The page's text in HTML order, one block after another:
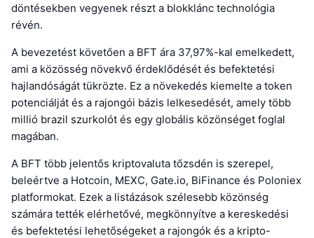
döntésekben vegyenek részt a blokklánc technológia
révén.
A bevezetést követően a BFT ára 37,97%-kal emelkedett,
ami a közösség növekvő érdeklődését és befektetési
hajlandóságát tükrözte. Ez a növekedés kiemelte a token
potenciálját és a rajongói bázis lelkesedését, amely több
millió brazil szurkolót és egy globális közönséget foglal
magában.
A BFT több jelentős kriptovaluta tőzsdén is szerepel,
beleértve a Hotcoin, MEXC, Gate.io, BiFinance és Poloniex
platformokat. Ezek a listázások szélesebb közönség
számára tették elérhetővé, megkönnyítve a kereskedési
és befektetési lehetőségeket a rajongók és a kripto-